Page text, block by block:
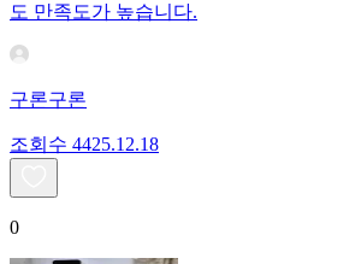
도 만족도가 높습니다.
구론구론
조회수 4425.12.18
0